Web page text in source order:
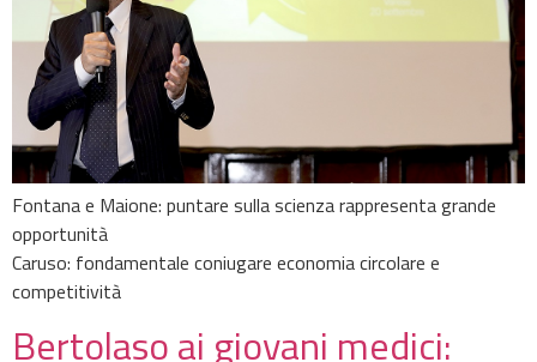
Fontana e Maione: puntare sulla scienza rappresenta grande
opportunità
Caruso: fondamentale coniugare economia circolare e
competitività
Bertolaso ai giovani medici: